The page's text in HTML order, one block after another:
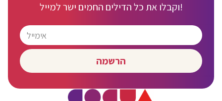
וקבלו את כל הדילים החמים ישר למייל!
הרשמה